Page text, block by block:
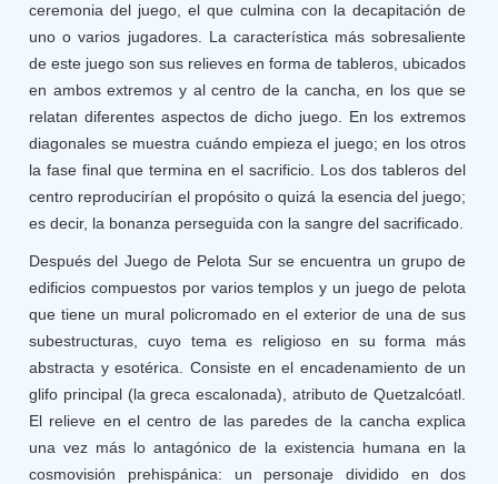
ceremonia del juego, el que culmina con la decapitación de
uno o varios jugadores. La característica más sobresaliente
de este juego son sus relieves en forma de tableros, ubicados
en ambos extremos y al centro de la cancha, en los que se
relatan diferentes aspectos de dicho juego. En los extremos
diagonales se muestra cuándo empieza el juego; en los otros
la fase final que termina en el sacrificio. Los dos tableros del
centro reproducirían el propósito o quizá la esencia del juego;
es decir, la bonanza perseguida con la sangre del sacrificado.
Después del Juego de Pelota Sur se encuentra un grupo de
edificios compuestos por varios templos y un juego de pelota
que tiene un mural policromado en el exterior de una de sus
subestructuras, cuyo tema es religioso en su forma más
abstracta y esotérica. Consiste en el encadenamiento de un
glifo principal (la greca escalonada), atributo de Quetzalcóatl.
El relieve en el centro de las paredes de la cancha explica
una vez más lo antagónico de la existencia humana en la
cosmovisión prehispánica: un personaje dividido en dos